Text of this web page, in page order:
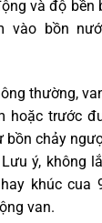
và độ bền
vào bồn
thường,
hoặc trước
bồn chảy
ý, không
khúc cua
van.